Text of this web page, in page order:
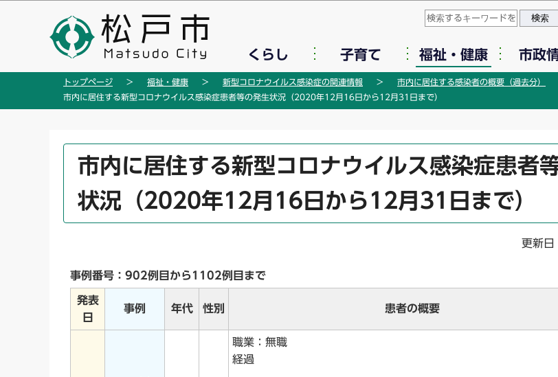
先
このページの本文へ移動
くらし 子育て 福祉・健康 市政
トップページ 福祉・健康 新型コロナウイルス感染症の関連情報
市内に居住する感染者の概要（過去分）
市内に居住する新型コロナウイルス感染症患者等の発生状況（2020年12月16日から12月31日まで）
か
市内に居住する新型コロナウイルス感染症患者
状況（2020年12月16日から12月31日まで）
更新
事例番号：902例目から1102例目まで
発表
日
事例 年代 性別 患者の概要
職業：無職
経過